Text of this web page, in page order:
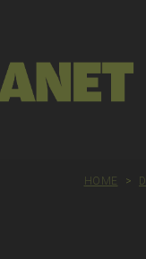
HOME >